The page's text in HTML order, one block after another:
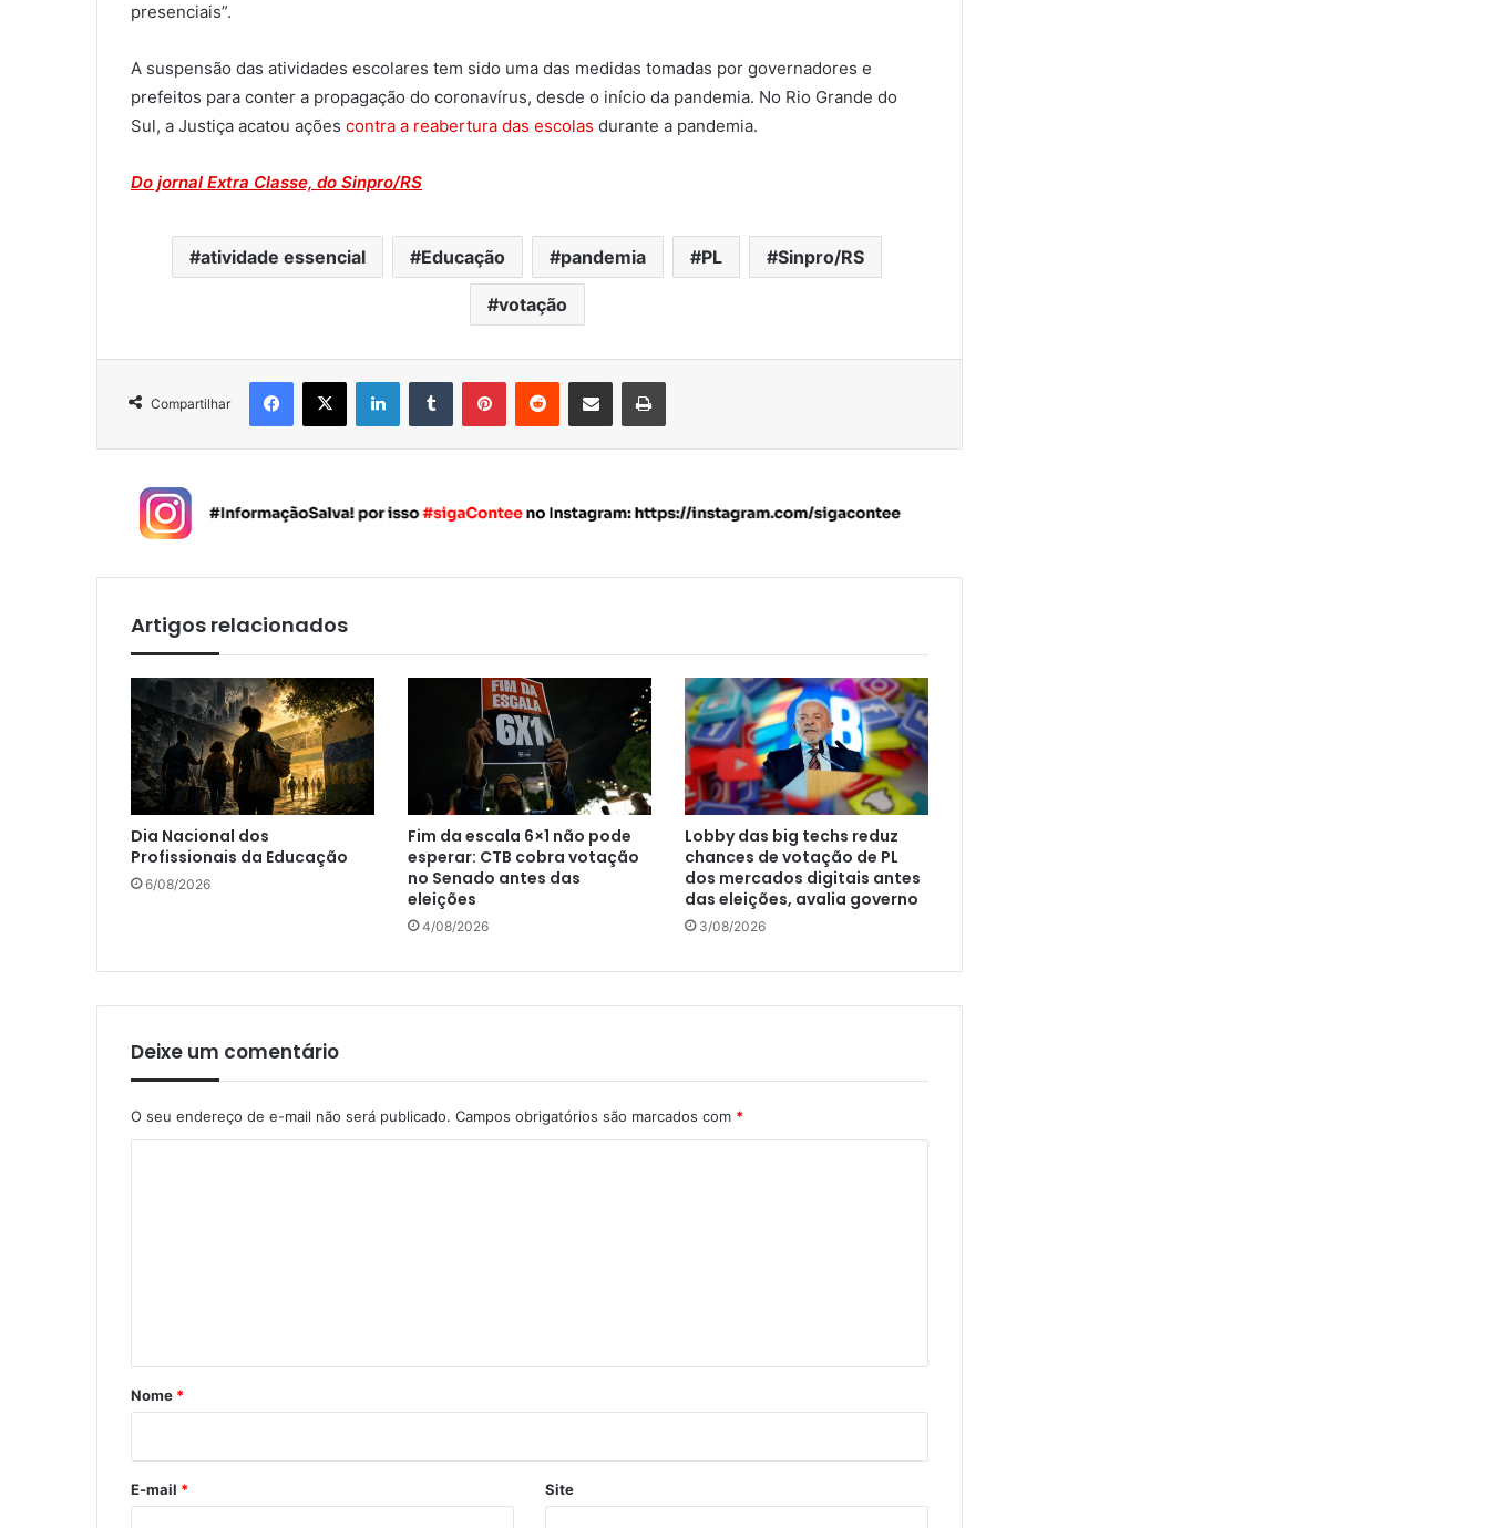
presenciais”.
A suspensão das atividades escolares tem sido uma das medidas tomadas por governadores e
prefeitos para conter a propagação do coronavírus, desde o início da pandemia. No Rio Grande do
Sul, a Justiça acatou ações contra a reabertura das escolas durante a pandemia.
Do jornal Extra Classe, do Sinpro/RS
atividade essencial Educação pandemia PL Sinpro/RS
votação
Compartilhar
Artigos relacionados
Dia Nacional dos
Profissionais da Educação
6/08/2026
Fim da escala 6×1 não pode
esperar: CTB cobra votação
no Senado antes das
eleições
4/08/2026
Lobby das big techs reduz
chances de votação de PL
dos mercados digitais antes
das eleições, avalia governo
3/08/2026
Deixe um comentário
O seu endereço de e-mail não será publicado. Campos obrigatórios são marcados com *
r
*
Nome *
E-mail * Site